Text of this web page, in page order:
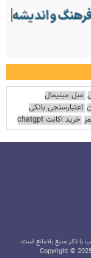
مبل مینیمال
اعتبارسنجی بانکی
خرید اکانت chatgpt
ذکر منبع بلامانع است.
Copyright ©